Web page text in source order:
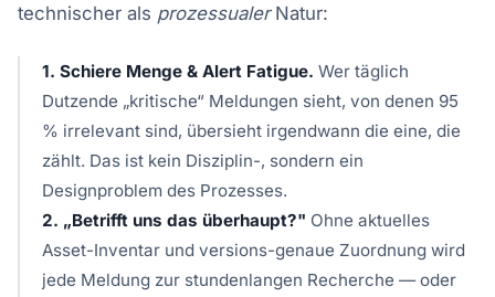
technischer als prozessualerNatur:
1. Schiere Menge & Alert Fatigue. Wer täglich
Dutzende „kritische“ Meldungen sieht, von denen 95
% irrelevant sind, übersieht irgendwann die eine, die
zählt. Das ist kein Disziplin-, sondern ein
Designproblem des Prozesses.
2. „Betrifft uns das überhaupt?" Ohne aktuelles
Asset-Inventar und versions-genaue Zuordnung wird
jede Meldung zur stundenlangen Recherche — oder